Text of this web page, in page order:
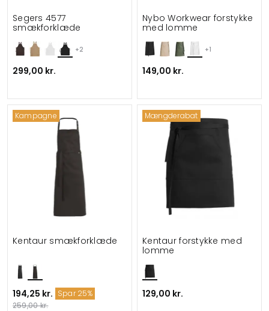
+2
Segers 4577
smækforklæde
299,00 kr.
+1
Nybo Workwear forstykke
med lomme
149,00 kr.
Kampagne
Kentaur smækforklæde
194,25 kr. Spar 25%
259,00 kr.
Mængderabat
Kentaur forstykke med
lomme
129,00 kr.